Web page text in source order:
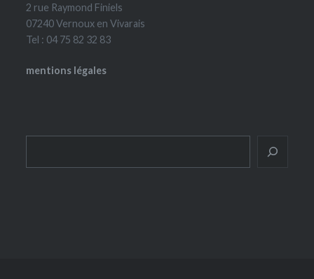
2 rue Raymond Finiels
07240 Vernoux en Vivarais
Tel : 04 75 82 32 83
mentions légales